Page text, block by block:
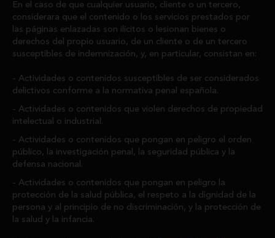
En el caso de que cualquier usuario, cliente o un tercero,
considerara que el contenido o los servicios prestados por
las páginas enlazadas son ilícitos o lesionan bienes o
derechos del propio usuario, de un cliente o de un tercero
susceptibles de indemnización, y, en particular, consistan en:
Actividades o contenidos susceptibles de ser considerados
delictivos conforme a la normativa penal española.
Actividades o contenidos que violen derechos de propiedad
intelectual o industrial.
Actividades o contenidos que pongan en peligro el orden
público, la investigación penal, la seguridad pública y la
defensa nacional.
Actividades o contenidos que pongan en peligro la
protección de la salud pública, el respeto a la dignidad de la
persona y al principio de no discriminación, y la protección de
la salud y la infancia.